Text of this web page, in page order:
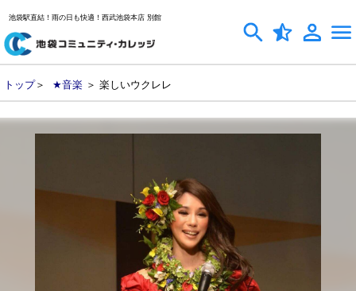
池袋駅直結！雨の日も快適！西武池袋本店 別館
トップ＞ ★音楽 ＞ 楽しいウクレレ